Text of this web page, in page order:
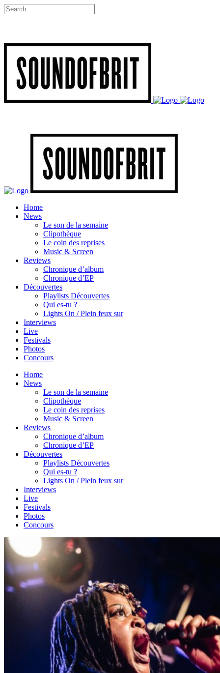
Home
News
Le son de la semaine
Clipothèque
Le coin des reprises
Music & Screen
Reviews
Chronique d’album
Chronique d’EP
Découvertes
Playlists Découvertes
Qui es-tu ?
Lights On / Plein feux sur
Interviews
Live
Festivals
Photos
Concours
Home
News
Le son de la semaine
Clipothèque
Le coin des reprises
Music & Screen
Reviews
Chronique d’album
Chronique d’EP
Découvertes
Playlists Découvertes
Qui es-tu ?
Lights On / Plein feux sur
Interviews
Live
Festivals
Photos
Concours